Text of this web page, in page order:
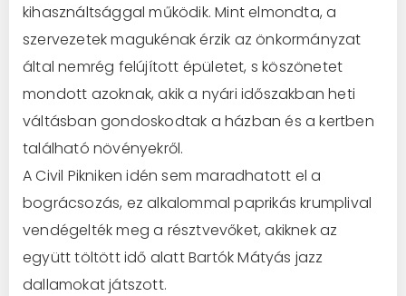
kihasználtsággal működik. Mint elmondta, a
szervezetek magukénak érzik az önkormányzat
által nemrég felújított épületet, s köszönetet
mondott azoknak, akik a nyári időszakban heti
váltásban gondoskodtak a házban és a kertben
található növényekről.
A Civil Pikniken idén sem maradhatott el a
bográcsozás, ez alkalommal paprikás krumplival
vendégelték meg a résztvevőket, akiknek az
együtt töltött idő alatt Bartók Mátyás jazz
dallamokat játszott.